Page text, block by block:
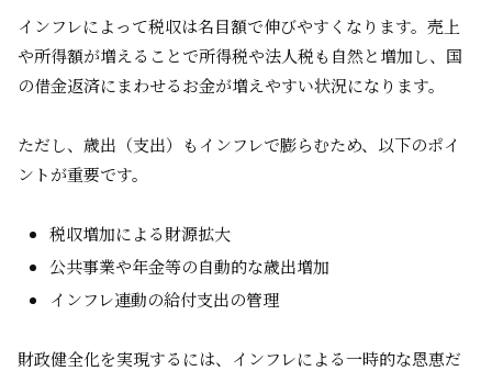
インフレによって税収は名目額で伸びやすくなります。売上
や所得額が増えることで所得税や法人税も自然と増加し、国
の借金返済にまわせるお金が増えやすい状況になります。
ただし、歳出（支出）もインフレで膨らむため、以下のポイ
ントが重要です。
税収増加による財源拡大
公共事業や年金等の自動的な歳出増加
インフレ連動の給付支出の管理
財政健全化を実現するには、インフレによる一時的な恩恵だ